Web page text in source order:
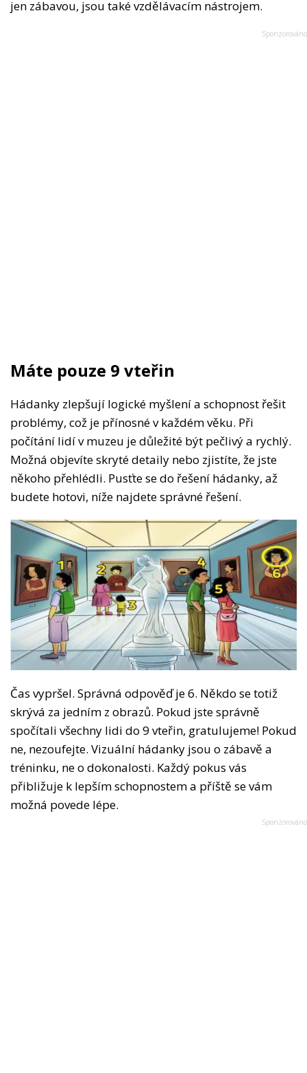
jen zábavou, jsou také vzdělávacím nástrojem.
Máte pouze 9 vteřin
Hádanky zlepšují logické myšlení a schopnost řešit
problémy, což je přínosné v každém věku. Při
počítání lidí v muzeu je důležité být pečlivý a rychlý.
Možná objevíte skryté detaily nebo zjistíte, že jste
někoho přehlédli. Pusťte se do řešení hádanky, až
budete hotovi, níže najdete správné řešení.
Čas vypršel. Správná odpověď je 6. Někdo se totiž
skrývá za jedním z obrazů. Pokud jste správně
spočítali všechny lidi do 9 vteřin, gratulujeme! Pokud
ne, nezoufejte. Vizuální hádanky jsou o zábavě a
tréninku, ne o dokonalosti. Každý pokus vás
přibližuje k lepším schopnostem a příště se vám
možná povede lépe.